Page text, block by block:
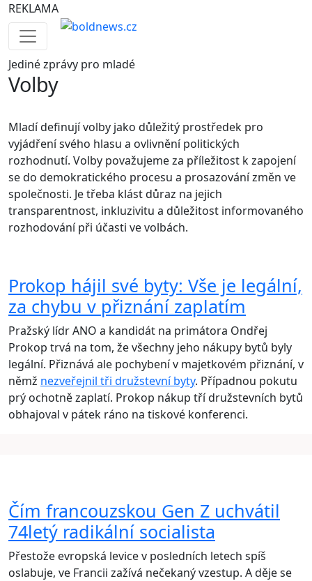
REKLAMA
Jedinézprávy pro mladé
Volby
Mladí definují volby jako důležitý prostředek pro
vyjádření svého hlasu a ovlivnění politických
rozhodnutí. Volby považujeme za příležitost k zapojení
se do demokratického procesu a prosazování změn ve
společnosti. Je třeba klást důraz na jejich
transparentnost, inkluzivitu a důležitost informovaného
rozhodování při účasti ve volbách.
Prokop hájil své byty: Vše je legální,
za chybu v přiznání zaplatím
Pražský lídr ANO a kandidát na primátora Ondřej
Prokop trvá na tom, že všechny jeho nákupy bytů byly
legální. Přiznává ale pochybení v majetkovém přiznání, v
němž nezveřejnil tři družstevní byty. Případnou pokutu
prý ochotně zaplatí. Prokop nákup tří družstevních bytů
obhajoval v pátek ráno na tiskové konferenci.
Čím francouzskou Gen Z uchvátil
74letý radikální socialista
Přestože evropská levice v posledních letech spíš
oslabuje, ve Francii zažívá nečekaný vzestup. A děje se